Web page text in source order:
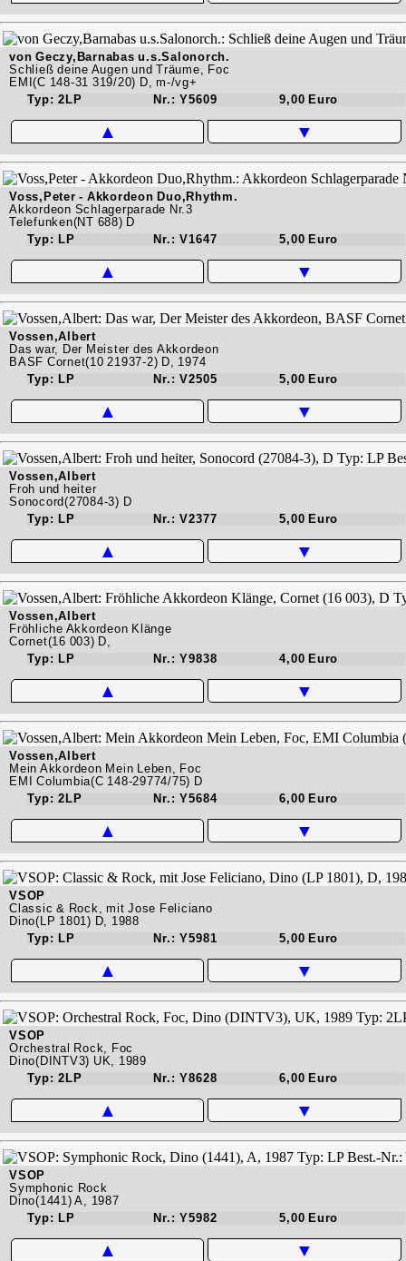
von Geczy,Barnabas u.s.Salonorch.
Schließ deine Augen und Träume, Foc
EMI(C 148-31 319/20) D, m-/vg+
Typ: 2LP
Nr.: Y5609 9,00 Euro
▲ ▼
Voss,Peter - Akkordeon Duo,Rhythm.
Akkordeon Schlagerparade Nr.3
Telefunken(NT 688) D
Typ: LP
Nr.: V1647 5,00 Euro
▲ ▼
Vossen,Albert
Das war, Der Meister des Akkordeon
BASF Cornet(10 21937-2) D, 1974
Typ: LP
Nr.: V2505 5,00 Euro
▲ ▼
Vossen,Albert
Froh und heiter
Sonocord(27084-3) D
Typ: LP
Nr.: V2377 5,00 Euro
▲ ▼
Vossen,Albert
Fröhliche Akkordeon Klänge
Cornet(16 003) D,
Typ: LP
Nr.: Y9838 4,00 Euro
▲ ▼
Vossen,Albert
Mein Akkordeon Mein Leben, Foc
EMI Columbia(C 148-29774/75) D
Typ: 2LP
Nr.: Y5684 6,00 Euro
▲ ▼
VSOP
Classic & Rock, mit Jose Feliciano
Dino(LP 1801) D, 1988
Typ: LP
Nr.: Y5981 5,00 Euro
▲ ▼
VSOP
Orchestral Rock, Foc
Dino(DINTV3) UK, 1989
Typ: 2LP
Nr.: Y8628 6,00 Euro
▲ ▼
VSOP
Symphonic Rock
Dino(1441) A, 1987
Typ: LP
Nr.: Y5982 5,00 Euro
▲ ▼